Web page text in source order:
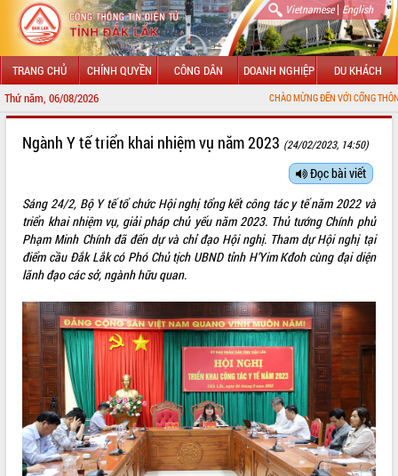
Vietnamese| English
TRANG CHỦ CHÍNH QUYỀN CÔNG DÂN DOANH NGHIỆP DU KHÁCH
Thứ năm, 06/08/2026 CHÀO MỪNG ĐẾN VỚI CỔNG THÔNG TIN ĐIỆN TỬ TỈNH ĐẮK
TIN TỨC SỰ KIỆN
SỞ, BAN, NGÀNH
UBND CÁC XÃ, PHƯỜNG
THÔNG TIN CHỈ ĐẠO ĐIỀU HÀNH
HỆ THỐNG VĂN BẢN
VĂN BẢN HĐND TỈNH
ĐIỂM TIN VĂN BẢN
QUY HOẠCH - KẾ HOẠCH
Ngành Y tế triển khai nhiệm vụ năm 2023 (24/02/2023, 14:50)
Đọc bài viết
Sáng 24/2, Bộ Y tế tổ chức Hội nghị tổng kết công tác y tế năm 2022 và
triển khai nhiệm vụ, giải pháp chủ yếu năm 2023. Thủ tướng Chính phủ
Phạm Minh Chính đã đến dự và chỉ đạo Hội nghị. Tham dự Hội nghị tại
điểm cầu Đắk Lắk có Phó Chủ tịch UBND tỉnh H’Yim Kđoh cùng đại diện
lãnh đạo các sở, ngành hữu quan.